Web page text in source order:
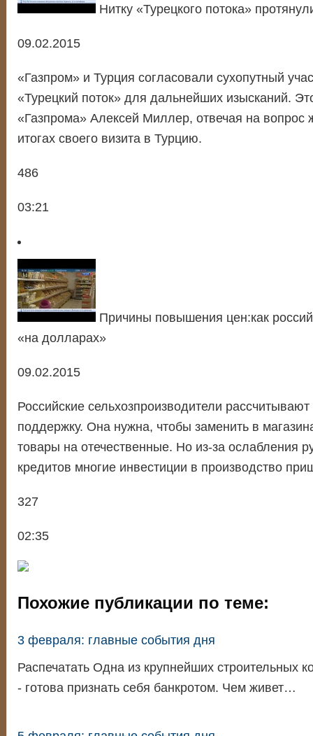
Нитку «Турецкого потока»
09.02.2015
«Газпром» и Турция согласовали сухопутный
«Турецкий поток» для дальнейших изысканий.
«Газпрома» Алексей Миллер, отвечая на вопрос
итогах своего визита в Турцию.
486
03:21
Причины повышения цен:как
«на долларах»
09.02.2015
Российские сельхозпроизводители
поддержку. Она нужна, чтобы заменить в
товары на отечественные. Но из-за ослабления
кредитов многие инвестиции в производство
327
02:35
Похожие публикации по теме:
3 февраля: главные события дня
Распечатать Одна из крупнейших строительных
- готова признать себя банкротом. Чем живет…